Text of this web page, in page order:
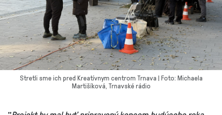
Stretli sme ich pred Kreatívnym centrom Trnava | Foto: Michaela
Martišíková, Trnavské rádio